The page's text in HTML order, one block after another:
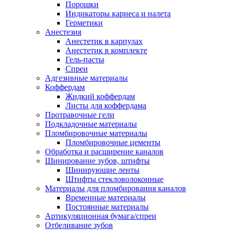
Порошки
Индикаторы кариеса и налета
Герметики
Анестезия
Анестетик в карпулах
Анестетик в комплекте
Гель-пасты
Спреи
Адгезивные материалы
Коффердам
Жидкий коффердам
Листы для коффердама
Протравочные гели
Подкладочные материалы
Пломбировочные материалы
Пломбировочные цементы
Обработка и расширение каналов
Шинирование зубов, штифты
Шинирующие ленты
Штифты стекловолоконные
Материалы для пломбирования каналов
Временные материалы
Постоянные материалы
Артикуляционная бумага/спреи
Отбеливание зубов